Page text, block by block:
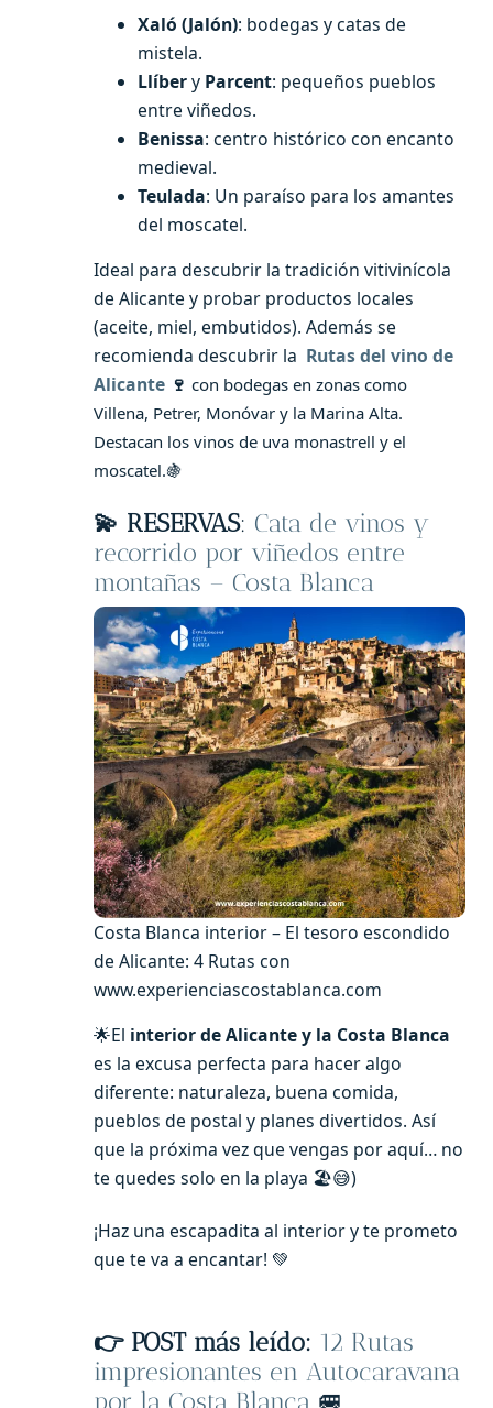
Xaló (Jalón): bodegas y catas de
mistela.
Llíbery Parcent: pequeños pueblos
entre viñedos.
Benissa: centro histórico con encanto
medieval.
Teulada: Un paraíso para los amantes
del moscatel.
Ideal para descubrir la tradición vitivinícola
de Alicante y probar productos locales
(aceite, miel, embutidos). Además se
recomienda descubrir la Rutas del vino de
Alicante 🍷 con bodegas en zonas como
Villena, Petrer, Monóvar y la Marina Alta.
Destacan los vinos de uva monastrell y el
moscatel.🍇
💫 RESERVAS: Cata de vinos y
recorrido por viñedos entre
montañas – Costa Blanca
Costa Blanca interior – El tesoro escondido
de Alicante: 4 Rutas con
www.experienciascostablanca.com
🌟El interior de Alicante y la Costa Blanca
es la excusa perfecta para hacer algo
diferente: naturaleza, buena comida,
pueblos de postal y planes divertidos. Así
que la próxima vez que vengas por aquí… no
te quedes solo en la playa 🏖️😅)
¡Haz una escapadita al interior y te prometo
que te va a encantar! 💚
👉 POST más leído: 12 Rutas
impresionantes en Autocaravana
por la Costa Blanca 🚐